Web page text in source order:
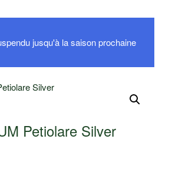
jusqu'à la saison prochaine
Petiolare Silver